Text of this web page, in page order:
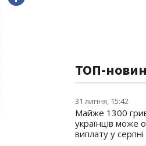
ТОП-
31 липня, 15:42
Майже 1300
українців може
виплату у серпні